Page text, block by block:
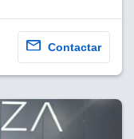
Contactar